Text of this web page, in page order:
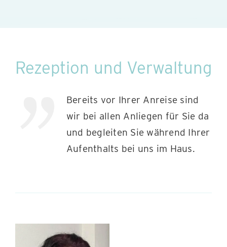
Rezeption und Verwaltung
Bereits vor Ihrer Anreise sind
wir bei allen Anliegen für Sie da
und begleiten Sie während Ihrer
Aufenthalts bei uns im Haus.